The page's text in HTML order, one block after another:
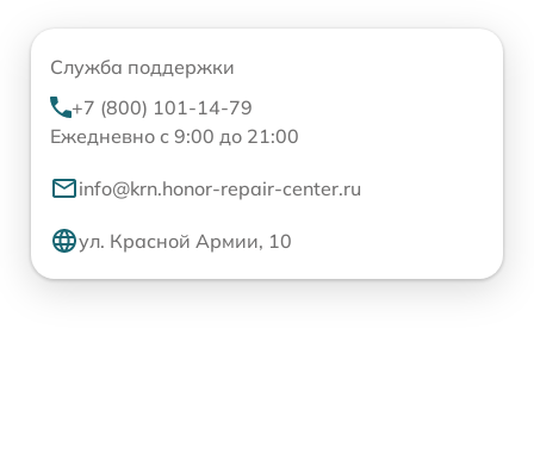
Служба поддержки
+7 (800) 101-14-79
Ежедневно с 9:00 до 21:00
info@krn.honor-repair-center.ru
ул. Красной Армии, 10